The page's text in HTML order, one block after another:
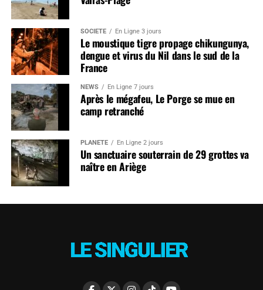
SOCIÉTÉ En Ligne 3 jours
Le moustique tigre propage chikungunya,
dengue et virus du Nil dans le sud de la
France
NEWS En Ligne 7 jours
Après le mégafeu, Le Porge se mue en
camp retranché
PLANÈTE En Ligne 2 jours
Un sanctuaire souterrain de 29 grottes va
naître en Ariège